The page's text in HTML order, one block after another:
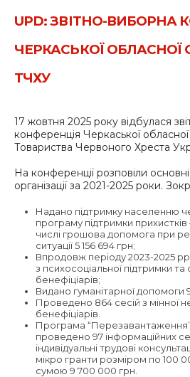
UPD: ЗВІТНО-ВИБОРНА
ЧЕРКАСЬКОЇ ОБЛАСНОЇ
ТЧХУ
17 жовтня 2025 року відбулася
конференція Черкаської обласної
Товариства Червоного Хреста
На конференції розповіли
організації за 2021-2025 роки.
Надано підтримку населенню
програму підтримки прихистків
числі грошова допомога при
ситуації 5 156 694 грн;
Впродовж періоду 2023-2025
з психосоціальної підтримки та
бенефіціарів;
Видано гуманітарної допомоги
Проведено 864 сесій з мінної
бенефіціарів.
Програма
проведено 97 інформаційних
індивідуальні трудові
мікро гранти розміром по 100
сумою 9 700 000 грн.